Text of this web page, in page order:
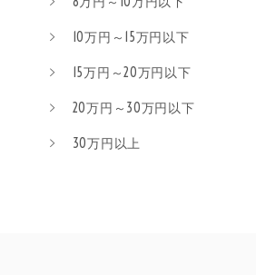
10万円～15万円以下
15万円～20万円以下
20万円～30万円以下
30万円以上